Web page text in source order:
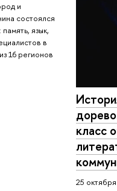
и
состоялся
язык,
в
16 регионов
класс
25